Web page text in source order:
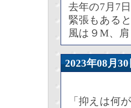
去年の7月7
緊張もある
風は９M、
2023年08
「抑えは何